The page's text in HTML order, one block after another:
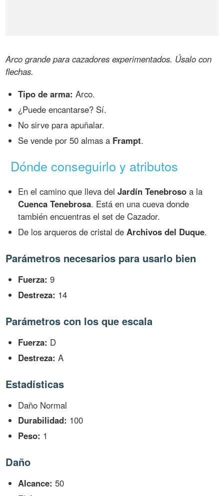
Arco grande para cazadores experimentados. Úsalo con
flechas.
Tipo de arma: Arco.
¿Puede encantarse? Sí.
No sirve para apuñalar.
Se vende por 50 almas a Frampt.
Dónde conseguirlo y atributos
En el camino que lleva delJardín Tenebroso a la
Cuenca Tenebrosa. Está en una cueva donde
también encuentras el set de Cazador.
De los arqueros de cristal deArchivos del Duque.
Parámetros necesarios para usarlo bien
Fuerza: 9
Destreza: 14
Parámetros con los que escala
Fuerza: D
Destreza: A
Estadísticas
Daño Normal
Durabilidad: 100
Peso: 1
Daño
Alcance: 50